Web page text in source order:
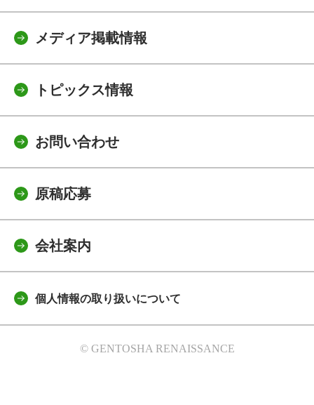
メディア掲載情報
トピックス情報
お問い合わせ
原稿応募
会社案内
個人情報の取り扱いについて
© GENTOSHA RENAISSANCE